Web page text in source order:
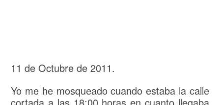
11 de Octubre de 2011.
Yo me he mosqueado cuando estaba la calle
cortada a las 18:00 horas en cuanto llegaba